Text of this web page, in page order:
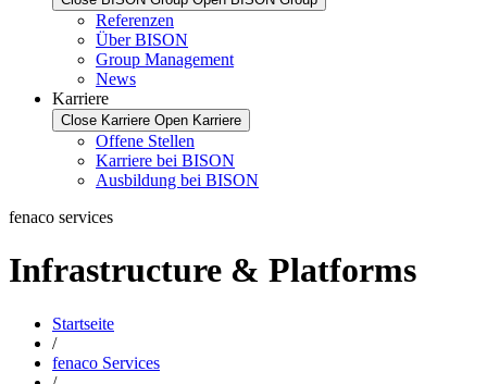
Referenzen
Über BISON
Group Management
News
Karriere
Close Karriere Open Karriere
Offene Stellen
Karriere bei BISON
Ausbildung bei BISON
fenaco services
Infrastructure & Platforms
Startseite
/
fenaco Services